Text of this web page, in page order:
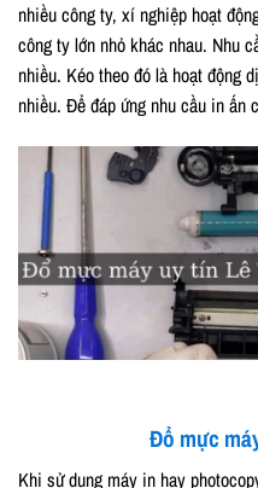
nhiều công ty, xí nghiệp hoạt
công ty lớn nhỏ khác nhau. Nhu
nhiều. Kéo theo đó là hoạt động
nhiều. Để đáp ứng nhu cầu in ấn
Đổ mực
Khi sử dụng máy in hay